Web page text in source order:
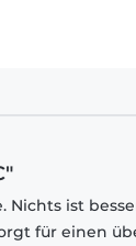
ist
für einen